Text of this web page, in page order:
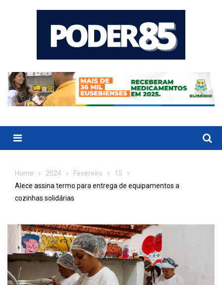
Menu
Home 2024 Fevereiro
15
Alece assina termo para entrega de equipamentos a
cozinhas solidárias